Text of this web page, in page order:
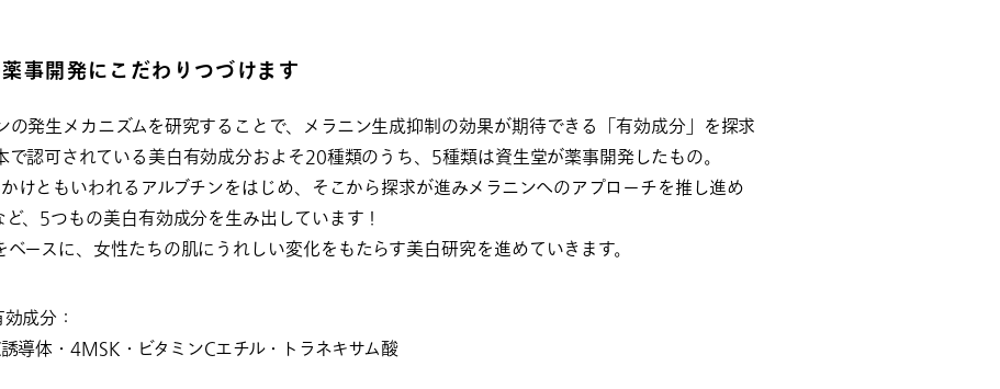
事開発にこだわりつづけます
の発生メカニズムを研究することで、メラニン生成抑制の効果が期待できる「有効成分」を探求
で認可されている美白有効成分およそ20種類のうち、5種類は資生堂が薬事開発したもの。
けともいわれるアルブチンをはじめ、そこから探求が進みメラニンへのアプローチを推し進め
ど、5つもの美白有効成分を生み出しています！
ースに、女性たちの肌にうれしい変化をもたらす美白研究を進めていきます。
成分：
導体・4MSK・ビタミンCエチル・トラネキサム酸